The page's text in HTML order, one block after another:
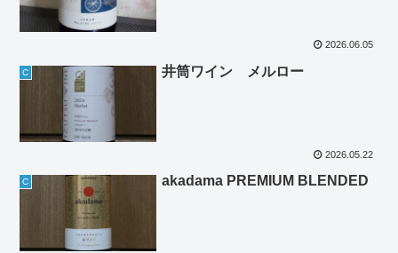
2026.06.05
C 井筒ワイン メルロー
2026.05.22
C akadama PREMIUM BLENDED